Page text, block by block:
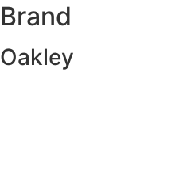
Brand
Oakley